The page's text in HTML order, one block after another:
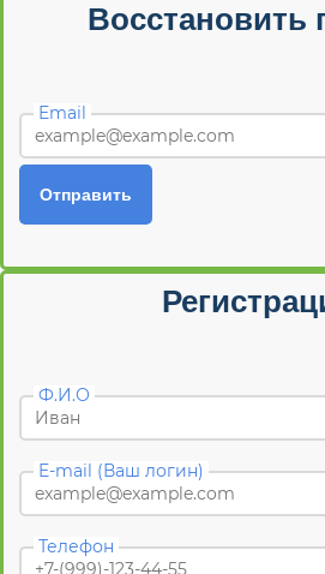
Восстановить
Email
Отправить
Ф.И.О
E-mail (Ваш логин)
Телефон